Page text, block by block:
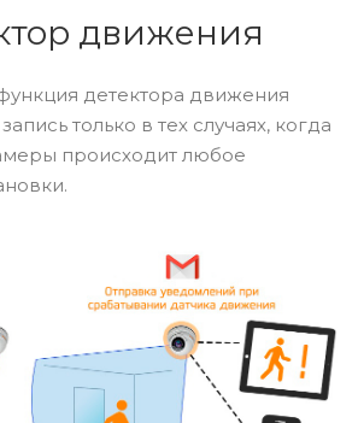
движения
детектора движения
только в тех случаях, когда
происходит любое